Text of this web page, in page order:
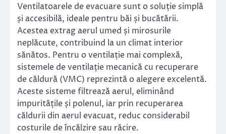
Ventilatoarele de evacuare sunt o soluție simplă
și accesibilă, ideale pentru băi și bucătării.
Acestea extrag aerul umed și mirosurile
neplăcute, contribuind la un climat interior
sănătos. Pentru o ventilație mai complexă,
sistemele de ventilație mecanică cu recuperare
de căldură (VMC) reprezintă o alegere excelentă.
Aceste sisteme filtrează aerul, eliminând
impuritățile și polenul, iar prin recuperarea
căldurii din aerul evacuat, reduc considerabil
costurile de încălzire sau răcire.